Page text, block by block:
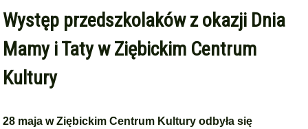
Występ przedszkolaków z okazji Dnia
Mamy i Taty w Ziębickim Centrum
Kultury
28 maja w Ziębickim Centrum Kultury odbyła się